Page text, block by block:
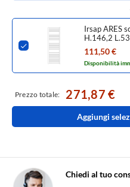
Irsap ARES
H.146,2 L.53
finitura
111,50 €
Disponibilità
Prezzo totale: 271,87 €
Aggiungi
Chiedi al tuo